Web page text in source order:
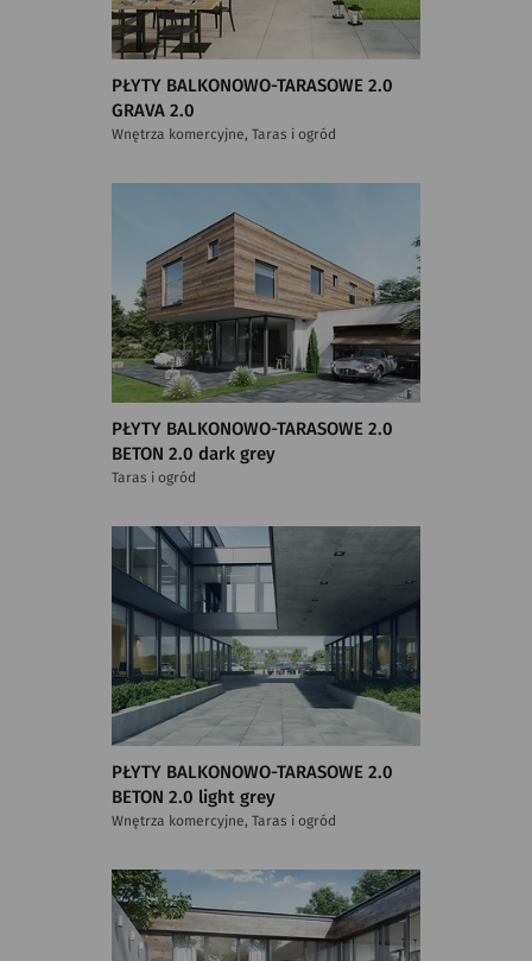
PŁYTY BALKONOWO-TARASOWE 2.0
GRAVA 2.0
Wnętrza komercyjne, Taras i ogród
PŁYTY BALKONOWO-TARASOWE 2.0
BETON 2.0 dark grey
Taras i ogród
PŁYTY BALKONOWO-TARASOWE 2.0
BETON 2.0 light grey
Wnętrza komercyjne, Taras i ogród